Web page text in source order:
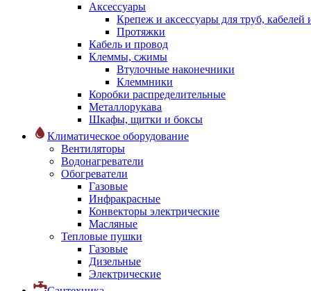
Аксессуары
Крепеж и аксессуары для труб, кабелей
Протяжки
Кабель и провод
Клеммы, сжимы
Втулочные наконечники
Клеммники
Коробки распределительные
Металлорукава
Шкафы, щитки и боксы
Климатическое оборудование
Вентиляторы
Водонагреватели
Обогреватели
Газовые
Инфракрасные
Конвекторы электрические
Масляные
Тепловые пушки
Газовые
Дизельные
Электрические